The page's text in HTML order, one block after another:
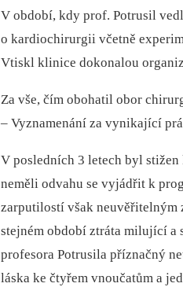
V období, kdy prof. Potrusil
o kardiochirurgii včetně
Vtiskl klinice dokonalou
Za vše, čím obohatil obor
–⁠ Vyznamenání za vynikající
V posledních 3 letech byl
neměli odvahu se vyjádřit k
zarputilostí však neuvěřitelným
stejném období ztráta milující a
profesora Potrusila příznačný
láska ke čtyřem vnoučatům a